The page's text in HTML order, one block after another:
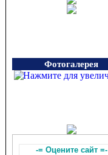
Фотогалерея
-= Оцените сайт =-